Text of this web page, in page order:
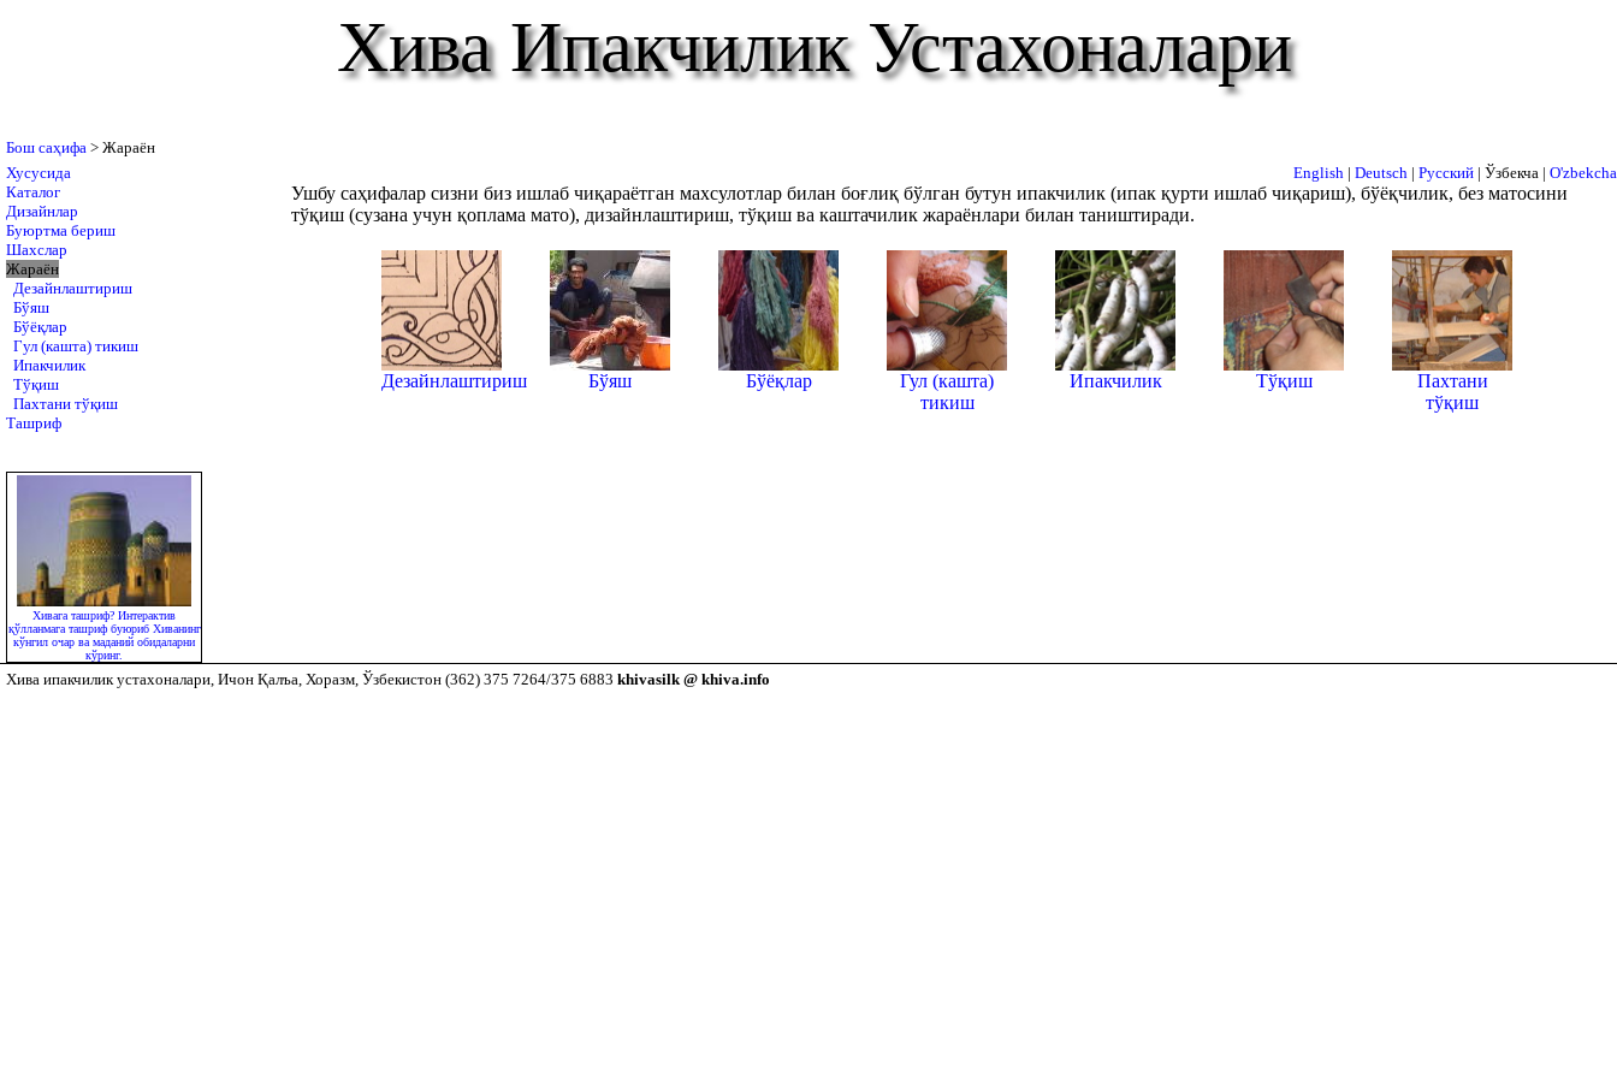
Хива Ипакчилик Устахоналари
Бош саҳифа > Жараён
Хусусида
Каталог
Дизайнлар
Буюртма бериш
Шахслар
Жараён
Дезайнлаштириш
Бўяш
Бўёқлар
Гул (кашта) тикиш
Ипакчилик
Тўқиш
Пахтани тўқиш
Ташриф
Хивага ташриф? Интерактив
қўлланмага ташриф буюриб Хиванинг
кўнгил очар ва маданий обидаларни
кўринг.
English | Deutsch | Русский | Ўзбекча | O'zbekcha
Ушбу саҳифалар сизни биз ишлаб чиқараётган махсулотлар билан боғлиқ бўлган бутун ипакчилик (ипак қурти ишлаб чиқариш), бўёқчилик, без матосини
тўқиш (сузана учун қоплама мато), дизайнлаштириш, тўқиш ва каштачилик жараёнлари билан таништиради.
Дезайнлаштириш Бўяш Бўёқлар
Гул (кашта)
тикиш
Ипакчилик Тўқиш
Пахтани
тўқиш
Хива ипакчилик устахоналари, Ичон Қалъа, Хоразм, Ўзбекистон (362) 375 7264/375 6883 khivasilk @ khiva.info